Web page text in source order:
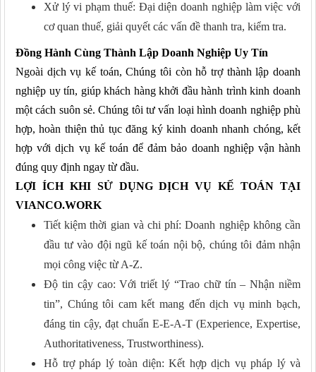
Xử lý vi phạm thuế: Đại diện doanh nghiệp làm việc với
cơ quan thuế, giải quyết các vấn đề thanh tra, kiểm tra.
Đồng Hành Cùng Thành Lập Doanh Nghiệp Uy Tín
Ngoài dịch vụ kế toán, Chúng tôi còn hỗ trợ thành lập doanh
nghiệp uy tín, giúp khách hàng khởi đầu hành trình kinh doanh
một cách suôn sẻ. Chúng tôi tư vấn loại hình doanh nghiệp phù
hợp, hoàn thiện thủ tục đăng ký kinh doanh nhanh chóng, kết
hợp với dịch vụ kế toán để đảm bảo doanh nghiệp vận hành
đúng quy định ngay từ đầu.
LỢI ÍCH KHI SỬ DỤNG DỊCH VỤ KẾ TOÁN TẠI
VIANCO.WORK
Tiết kiệm thời gian và chi phí: Doanh nghiệp không cần
đầu tư vào đội ngũ kế toán nội bộ, chúng tôi đảm nhận
mọi công việc từ A-Z.
Độ tin cậy cao: Với triết lý “Trao chữ tín – Nhận niềm
tin”, Chúng tôi cam kết mang đến dịch vụ minh bạch,
đáng tin cậy, đạt chuẩn E-E-A-T (Experience, Expertise,
Authoritativeness, Trustworthiness).
Hỗ trợ pháp lý toàn diện: Kết hợp dịch vụ pháp lý và